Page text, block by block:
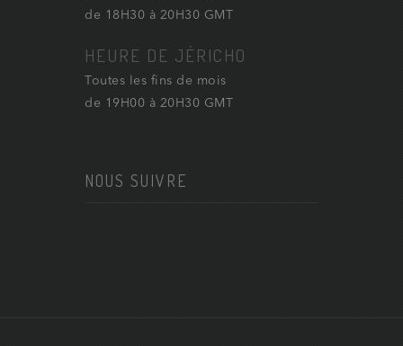
de 18H30 à 20H30 GMT
HEURE DE JÉRICHO
Toutes les fins de mois
de 19H00 à 20H30 GMT
NOUS SUIVRE